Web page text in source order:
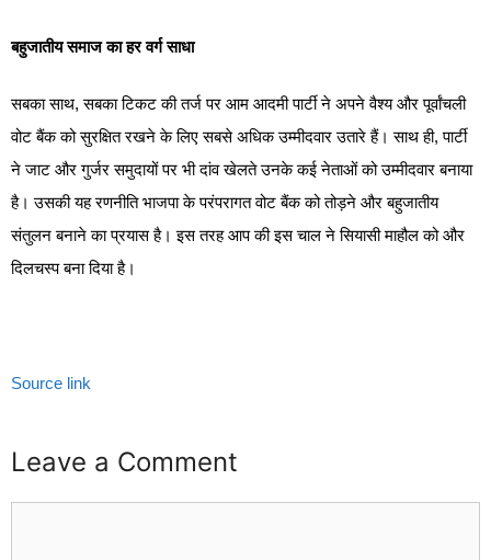
बहुजातीय समाज का हर वर्ग साधा
सबका साथ, सबका टिकट की तर्ज पर आम आदमी पार्टी ने अपने वैश्य और पूर्वांचली
वोट बैंक को सुरक्षित रखने के लिए सबसे अधिक उम्मीदवार उतारे हैं। साथ ही, पार्टी
ने जाट और गुर्जर समुदायों पर भी दांव खेलते उनके कई नेताओं को उम्मीदवार बनाया
है। उसकी यह रणनीति भाजपा के परंपरागत वोट बैंक को तोड़ने और बहुजातीय
संतुलन बनाने का प्रयास है। इस तरह आप की इस चाल ने सियासी माहौल को और
दिलचस्प बना दिया है।
Source link
Leave a Comment